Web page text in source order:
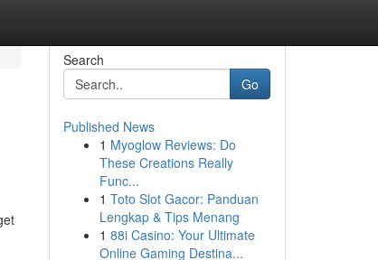
Search
Go
Published News
1 Myoglow Reviews: Do
These Creations Really
Func...
1 Toto Slot Gacor: Panduan
Lengkap & Tips Menang
1 88i Casino: Your Ultimate
Online Gaming Destina...